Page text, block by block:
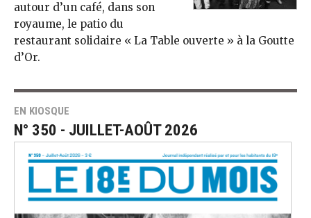
autour d’un café, dans son
royaume, le patio du
restaurant solidaire « La Table ouverte » à la Goutte
d’Or.
EN KIOSQUE
N° 350 - JUILLET-AOÛT 2026